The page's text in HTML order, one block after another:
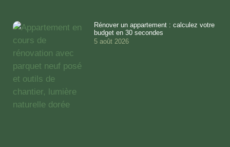
Rénover un appartement : calculez votre
budget en 30 secondes
5 août 2026